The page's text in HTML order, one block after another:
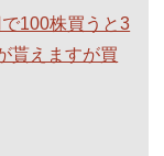
100株買うと3
貰えますが買